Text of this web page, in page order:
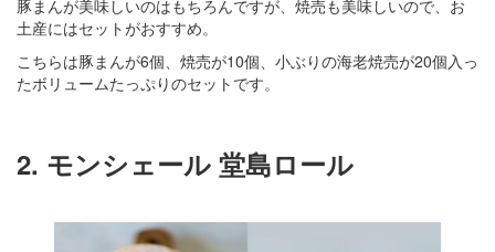
豚まんが美味しいのはもちろんですが、焼売も美味しいので、お
土産にはセットがおすすめ。
こちらは豚まんが6個、焼売が10個、小ぶりの海老焼売が20個入っ
たボリュームたっぷりのセットです。
2. モンシェール 堂島ロール